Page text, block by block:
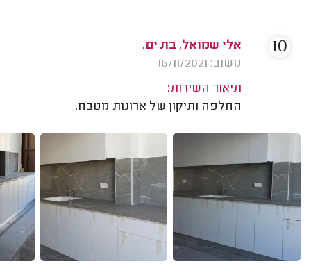
אלי שמואל, בת ים.
משוב: 16/11/2021
תיאור השירות:
החלפה ותיקון של ארונות מטבח.
10